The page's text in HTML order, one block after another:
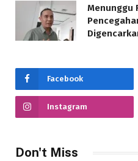
Menunggu
Facebook
Instagram
Don't Miss